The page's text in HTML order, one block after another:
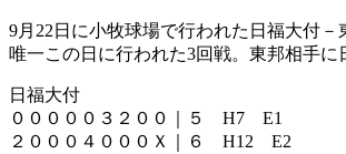
9月22日に小牧球場で行われた日福大付－
唯一この日に行われた3回戦。東邦相手
日福大付
０００００３２００｜５ H7 E1
２０００４０００Ｘ｜６ H12 E2